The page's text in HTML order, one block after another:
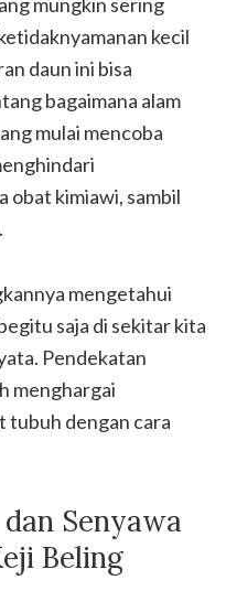
kecil
daun ini bisa
bagaimana alam
mulai mencoba
obat kimiawi, sambil
mengetahui
saja di sekitar kita
Pendekatan
menghargai
tubuh dengan cara
Senyawa
Beling